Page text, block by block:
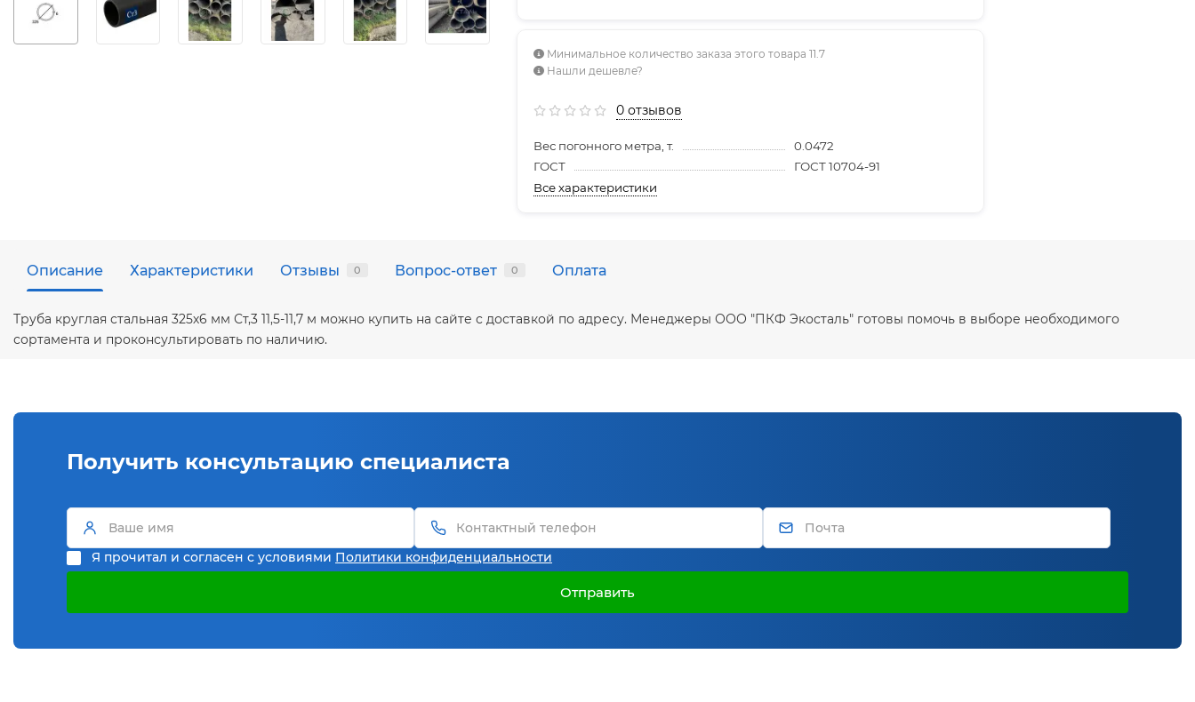
Минимальное количество заказа этого товара 11.7
Нашли дешевле?
0 отзывов
Вес погонного метра, т.
0.0472
ГОСТ
ГОСТ 10704-91
Все характеристики
Описание Характеристики Отзывы 0 Вопрос-ответ 0 Оплата
Труба круглая стальная 325х6 мм Ст,3 11,5-11,7 м можно купить на сайте с доставкой по адресу. Менеджеры ООО "ПКФ Экосталь" готовы помочь в выборе необходимого
сортамента и проконсультировать по наличию.
Получить консультацию специалиста
Я прочитал и согласен с условиями Политики конфиденциальности
Отправить